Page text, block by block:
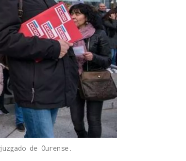
de Ourense.